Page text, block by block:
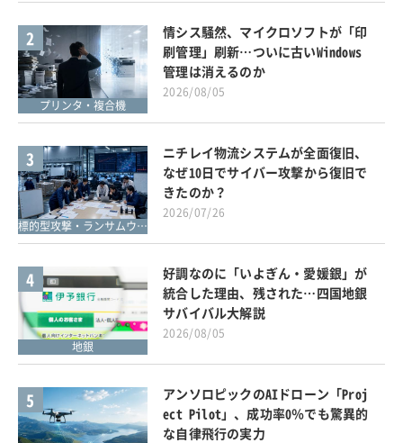
2
プリンタ・複合機
情シス騒然、マイクロソフトが「印
刷管理」刷新…ついに古いWindows
管理は消えるのか
2026/08/05
3
標的型攻撃・ランサムウェア対策
ニチレイ物流システムが全面復旧、
なぜ10日でサイバー攻撃から復旧で
きたのか？
2026/07/26
4
地銀
好調なのに「いよぎん・愛媛銀」が
統合した理由、残された…四国地銀
サバイバル大解説
2026/08/05
5
アンソロピックのAIドローン「Proj
ect Pilot」、成功率0％でも驚異的
な自律飛行の実力